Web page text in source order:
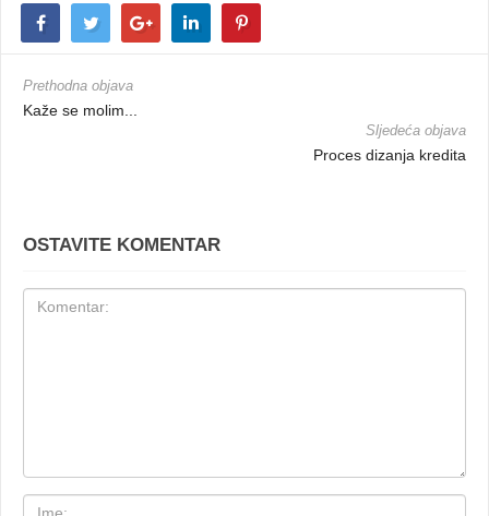
Prethodna objava
Kaže se molim...
Sljedeća objava
Proces dizanja kredita
OSTAVITE KOMENTAR